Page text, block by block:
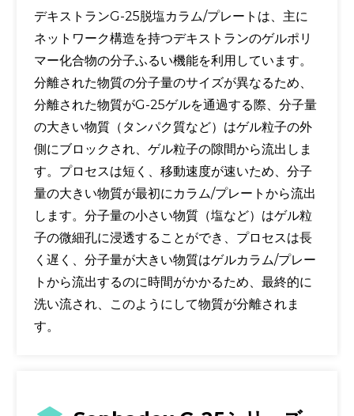
デキストランG-25脱塩カラム/プレートは、主に
ネットワーク構造を持つデキストランのゲルポリ
マー化合物の分子ふるい機能を利用しています。
分離された物質の分子量のサイズが異なるため、
分離された物質がG-25ゲルを通過する際、分子量
の大きい物質（タンパク質など）はゲル粒子の外
側にブロックされ、ゲル粒子の隙間から流出しま
す。プロセスは短く、移動速度が速いため、分子
量の大きい物質が最初にカラム/プレートから流出
します。分子量の小さい物質（塩など）はゲル粒
子の微細孔に浸透することができ、プロセスは長
く遅く、分子量が大きい物質はゲルカラム/プレー
トから流出するのに時間がかかるため、最終的に
洗い流され、このようにして物質が分離されま
す。